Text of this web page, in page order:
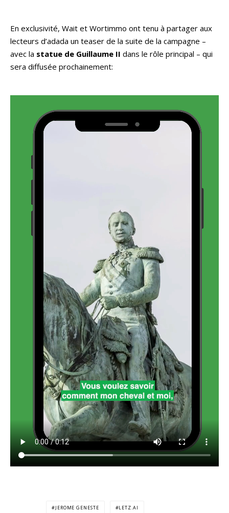
En exclusivité, Wait et Wortimmo ont tenu à partager aux
lecteurs d’adada un teaser de la suite de la campagne –
avec la statue de Guillaume II dans le rôle principal – qui
sera diffusée prochainement:
JEROME GENESTE LETZ.AI